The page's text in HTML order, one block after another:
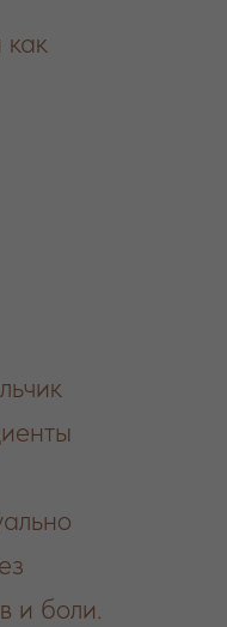
как
и боли.